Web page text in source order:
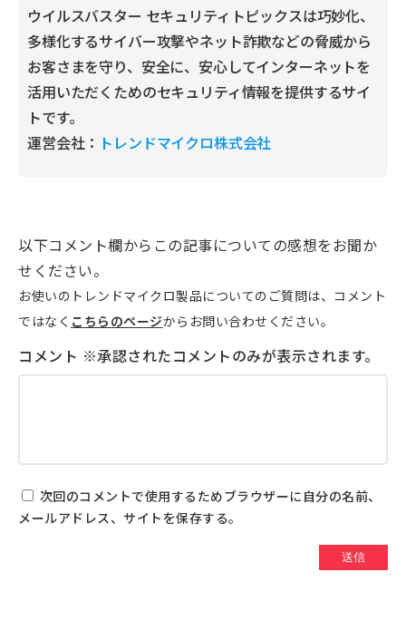
ウイルスバスター セキュリティトピックスは巧妙化、
多様化するサイバー攻撃やネット詐欺などの脅威から
お客さまを守り、安全に、安心してインターネットを
活用いただくためのセキュリティ情報を提供するサイ
トです。
運営会社： トレンドマイクロ株式会社
以下コメント欄からこの記事についての感想をお聞か
せください。
お使いのトレンドマイクロ製品についてのご質問は、コメント
ではなく こちらのページからお問い合わせください。
次回のコメントで使用するためブラウザーに自分の名前、
メールアドレス、サイトを保存する。